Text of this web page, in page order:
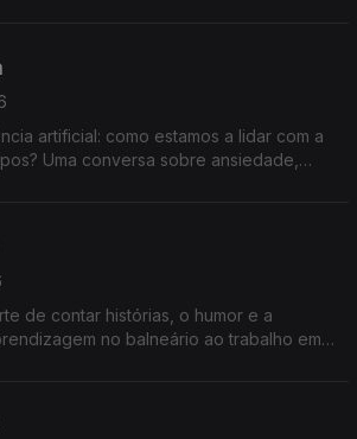
artificial: como estamos a lidar com a
Uma conversa sobre ansiedade,
de contar histórias, o humor e a
no balneário ao trabalho em